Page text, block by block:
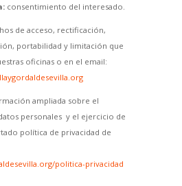
consentimiento del interesado.
de acceso, rectificación,
portabilidad y limitación que
oficinas o en el email:
ampliada sobre el
personales y el ejercicio de
política de privacidad de
politica-privacidad